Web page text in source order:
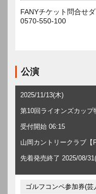
FANYチケット問合せ
0570-550-100
公演
2025/11/13(木)
第10回ライオンズカッ
受付開始 06:15
山岡カントリークラブ【
先着発売終了 2025/08/
ゴルフコンペ参加券(芸